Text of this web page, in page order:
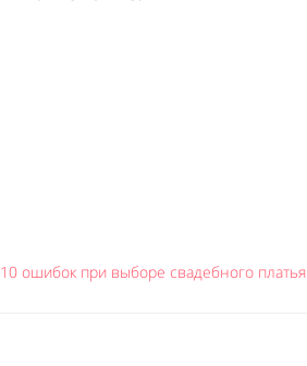
10 ошибок при выборе свадебного платья